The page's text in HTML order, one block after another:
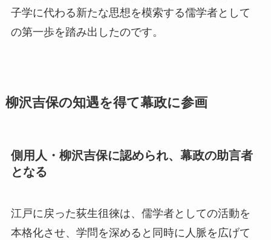
子学に代わる新たな思想を模索する儒学者として
の第一歩を踏み出したのです。
柳沢吉保の知遇を得て幕政に参画
側用人・柳沢吉保に認められ、幕政の助言者
となる
江戸に戻った荻生徂徠は、儒学者としての活動を
本格化させ、学問を深めると同時に人脈を広げて